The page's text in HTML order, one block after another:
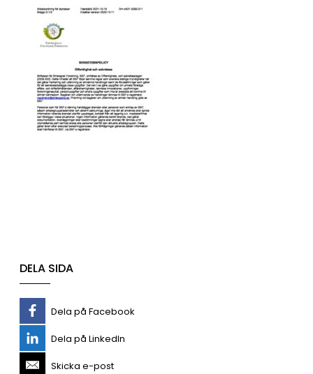
DELA SIDA
Dela på Facebook
Dela på LinkedIn
Skicka e-post